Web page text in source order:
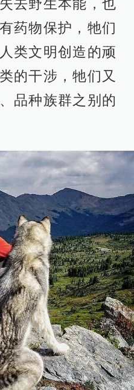
去野生本能，也
药物保护，牠们
类文明创造的顽
的干涉，牠们又
品种族群之别的